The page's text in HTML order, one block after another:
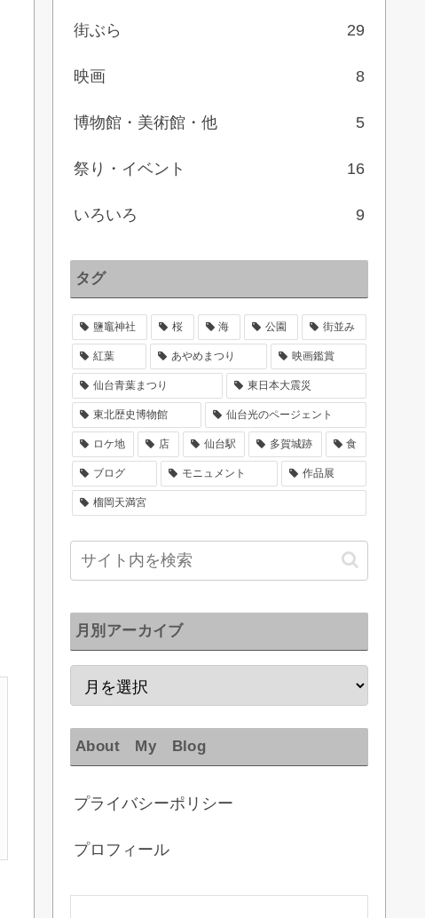
街ぶら 29
映画 8
博物館・美術館・他 5
祭り・イベント 16
いろいろ 9
タグ
鹽竈神社 桜 海 公園 街並み
紅葉 あやめまつり 映画鑑賞
仙台青葉まつり 東日本大震災
東北歴史博物館 仙台光のページェント
ロケ地 店 仙台駅 多賀城跡 食
ブログ モニュメント 作品展
榴岡天満宮
月別アーカイブ
About My Blog
プライバシーポリシー
プロフィール